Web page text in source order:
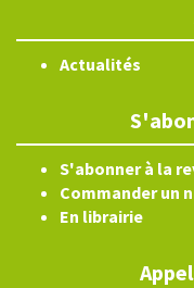
Actualités
S'abonner à la
Commander un
En librairie